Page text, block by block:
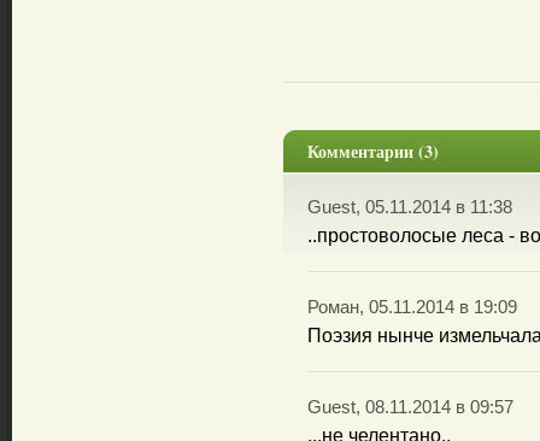
Комментарии (3)
Guest, 05.11.2014 в 11:38
..простоволосые леса -
Роман, 05.11.2014 в 19:09
Поэзия нынче
Guest, 08.11.2014 в 09:57
...не челентано..